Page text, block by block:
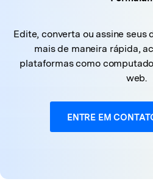
Edite, converta ou assine seus
mais de maneira rápida,
plataformas como
web.
ENTRE EM